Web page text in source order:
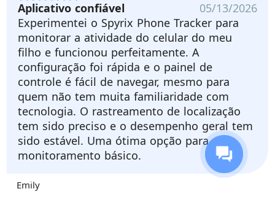
Aplicativo confiável
05/13/2026
Experimentei o Spyrix Phone Tracker para
monitorar a atividade do celular do meu
filho e funcionou perfeitamente. A
configuração foi rápida e o painel de
controle é fácil de navegar, mesmo para
quem não tem muita familiaridade com
tecnologia. O rastreamento de localização
tem sido preciso e o desempenho geral tem
sido estável. Uma ótima opção para
monitoramento básico.
Emily